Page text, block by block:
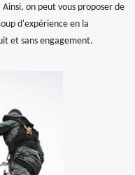
on peut vous proposer de
d'expérience en la
et sans engagement.